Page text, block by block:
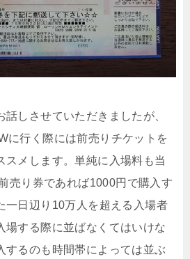
しさせていただきましたが、
に行く際には前売りチケットを
スメします。単純に入場料も当
売り券であれば1000円で購入す
一日辺り10万人を超える入場者
場する際に並ばなくてはいけな
するのも時間帯によっては並ぶ